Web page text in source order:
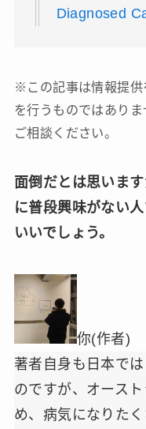
Diagnosed
※この記事は情報提供
を行うものではあり
ご相談ください。
面倒だとは思いま
に普段興味がない
いいでしょう。
你(作者)
著者自身も日本で
のですが、オース
め、病気になりた